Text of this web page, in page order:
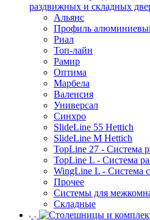
раздвижных и складных
Альянс
Профиль
Риал
Топ-лайн
Рамир
Оптима
Марбела
Валенсия
Универсал
Синхро
SlideLine 55 Hettich
SlideLine M Hettich
TopLine 27 - Система
TopLine L - Система
WingLine L - Система
Прочее
Системы для
Складные